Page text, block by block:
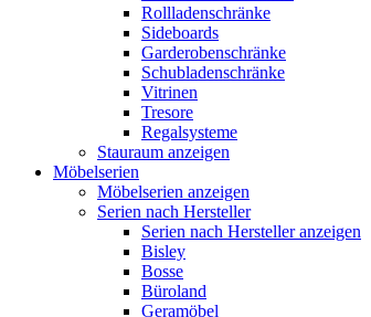
Rollladenschränke
Sideboards
Garderobenschränke
Schubladenschränke
Vitrinen
Tresore
Regalsysteme
Stauraum anzeigen
Möbelserien
Möbelserien anzeigen
Serien nach Hersteller
Serien nach Hersteller anzeigen
Bisley
Bosse
Büroland
Geramöbel